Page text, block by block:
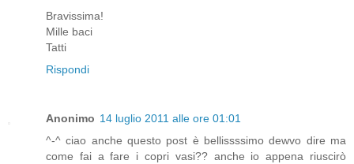
Bravissima!
Mille baci
Tatti
Rispondi
Anonimo 14 luglio 2011 alle ore 01:01
^-^ ciao anche questo post è bellissssimo dewvo dire ma
come fai a fare i copri vasi?? anche io appena riuscirò